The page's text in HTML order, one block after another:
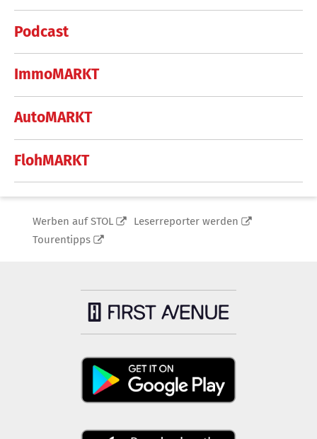
Podcast
ImmoMARKT
AutoMARKT
FlohMARKT
Werben auf STOL
Leserreporter werden
Tourentipps